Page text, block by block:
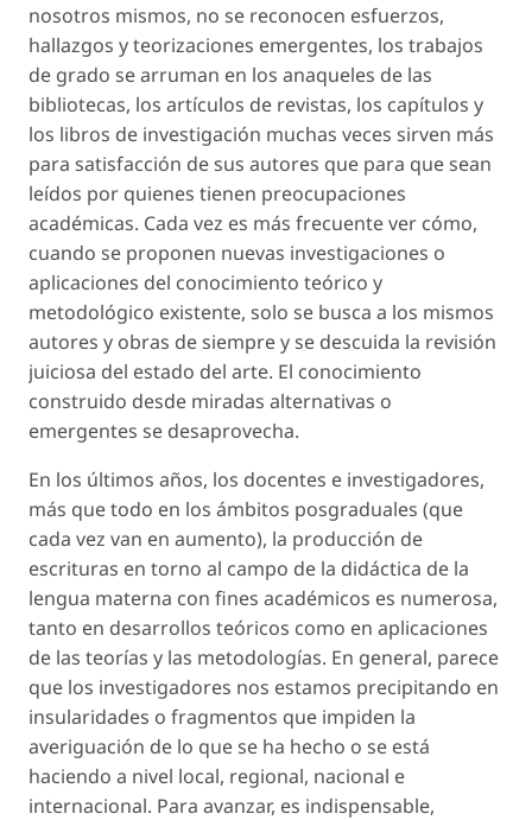
nosotros mismos, no se reconocen esfuerzos,
hallazgos y teorizaciones emergentes, los trabajos
de grado se arruman en los anaqueles de las
bibliotecas, los artículos de revistas, los capítulos y
los libros de investigación muchas veces sirven más
para satisfacción de sus autores que para que sean
leídos por quienes tienen preocupaciones
académicas. Cada vez es más frecuente ver cómo,
cuando se proponen nuevas investigaciones o
aplicaciones del conocimiento teórico y
metodológico existente, solo se busca a los mismos
autores y obras de siempre y se descuida la revisión
juiciosa del estado del arte. El conocimiento
construido desde miradas alternativas o
emergentes se desaprovecha.
En los últimos años, los docentes e investigadores,
más que todo en los ámbitos posgraduales (que
cada vez van en aumento), la producción de
escrituras en torno al campo de la didáctica de la
lengua materna con fines académicos es numerosa,
tanto en desarrollos teóricos como en aplicaciones
de las teorías y las metodologías. En general, parece
que los investigadores nos estamos precipitando en
insularidades o fragmentos que impiden la
averiguación de lo que se ha hecho o se está
haciendo a nivel local, regional, nacional e
internacional. Para avanzar, es indispensable,